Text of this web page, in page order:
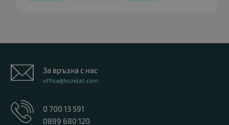
За връзка с нас
office@kozelat.com
0 700 13 591
0899 680 120